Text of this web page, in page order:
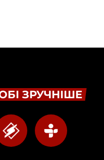
ЗРУЧНІШЕ